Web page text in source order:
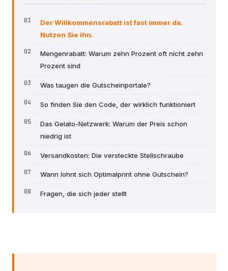
Der Willkommensrabatt ist fast immer da.
Nutzen Sie ihn.
Mengenrabatt: Warum zehn Prozent oft nicht zehn
Prozent sind
Was taugen die Gutscheinportale?
So finden Sie den Code, der wirklich funktioniert
Das Gelato-Netzwerk: Warum der Preis schon
niedrig ist
Versandkosten: Die versteckte Stellschraube
Wann lohnt sich Optimalprint ohne Gutschein?
Fragen, die sich jeder stellt